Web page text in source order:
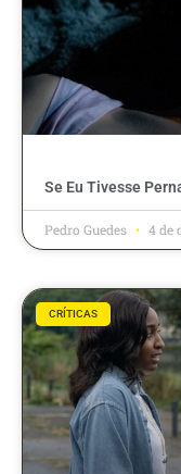
Se Eu Tivesse
Pedro Guedes 4 de
CRÍTICAS